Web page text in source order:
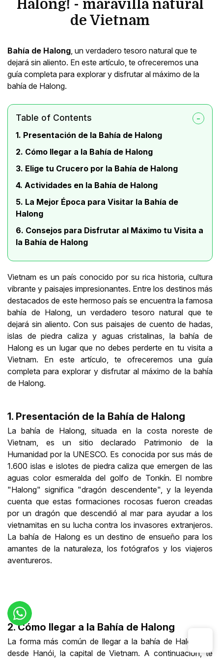
Halong! - maravilla natural
de Vietnam
Bahía de Halong, un verdadero tesoro natural que te
dejará sin aliento. En este artículo, te ofreceremos una
guía completa para explorar y disfrutar al máximo de la
bahía de Halong.
Table of Contents
1. Presentación de la Bahía de Halong
2. Cómo llegar a la Bahía de Halong
3. Elige tu Crucero por la Bahía de Halong
4. Actividades en la Bahía de Halong
5. La Mejor Época para Visitar la Bahía de
Halong
6. Consejos para Disfrutar al Máximo tu Visita a
la Bahía de Halong
Vietnam es un país conocido por su rica historia, cultura
vibrante y paisajes impresionantes. Entre los destinos más
destacados de este hermoso país se encuentra la famosa
bahía de Halong, un verdadero tesoro natural que te
dejará sin aliento. Con sus paisajes de cuento de hadas,
islas de piedra caliza y aguas cristalinas, la bahía de
Halong es un lugar que no debes perderte en tu visita a
Vietnam. En este artículo, te ofreceremos una guía
completa para explorar y disfrutar al máximo de la bahía
de Halong.
1. Presentación de la Bahía de Halong
La bahía de Halong, situada en la costa noreste de
Vietnam, es un sitio declarado Patrimonio de la
Humanidad por la UNESCO. Es conocida por sus más de
1.600 islas e islotes de piedra caliza que emergen de las
aguas color esmeralda del golfo de Tonkín. El nombre
"Halong" significa "dragón descendente", y la leyenda
cuenta que estas formaciones rocosas fueron creadas
por un dragón que descendió al mar para ayudar a los
vietnamitas en su lucha contra los invasores extranjeros.
La bahía de Halong es un destino de ensueño para los
amantes de la naturaleza, los fotógrafos y los viajeros
aventureros.
2. Cómo llegar a la Bahía de Halong
La forma más común de llegar a la bahía de Halong es
desde Hanói, la capital de Vietnam. A continuación, te